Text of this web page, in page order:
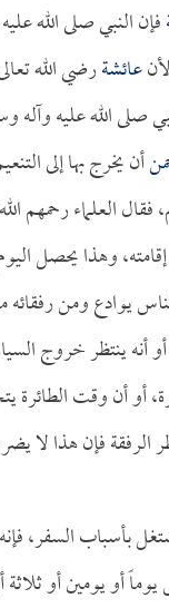
فإن النبي صلى الله
عائشةرضي الله
صلى الله عليه وآله
أن يخرج بها إلى
العلماء رحمهم
وهذا يحصل
يوادع ومن
أو أنه ينتظر خروج
أو أن وقت
الرفقة فإن هذا لا
بأسباب السفر،
أو يومين أو ثلاثة